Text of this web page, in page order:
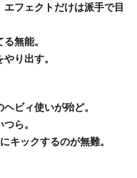
フェクトだけは派手で目
無能。
り出す。
ビィ使いが殆ど。
ら。
キックするのが無難。